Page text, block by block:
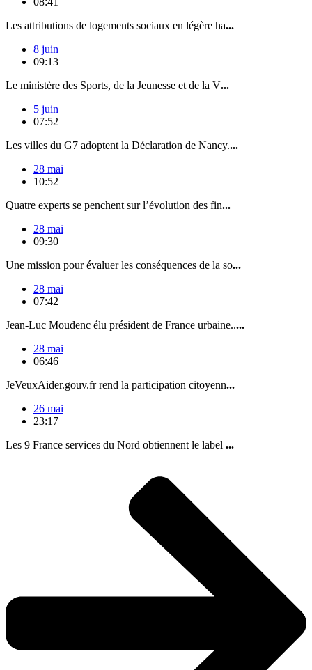
Les attributions de logements sociaux en légère ha...
8 juin
09:13
Le ministère des Sports, de la Jeunesse et de la V...
5 juin
07:52
Les villes du G7 adoptent la Déclaration de Nancy....
28 mai
10:52
Quatre experts se penchent sur l’évolution des fin...
28 mai
09:30
Une mission pour évaluer les conséquences de la so...
28 mai
07:42
Jean-Luc Moudenc élu président de France urbaine.....
28 mai
06:46
JeVeuxAider.gouv.fr rend la participation citoyenn...
26 mai
23:17
Les 9 France services du Nord obtiennent le label ...